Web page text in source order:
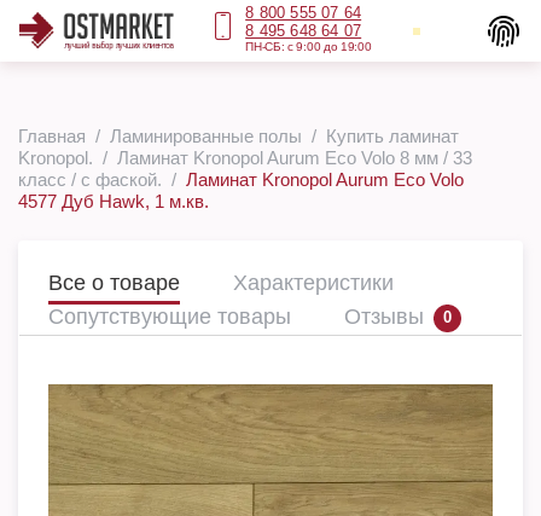
8 800 555 07 64
8 495 648 64 07
ПН-СБ: с 9:00 до 19:00
Главная Ламинированные полы
Купить ламинат
Kronopol.
Ламинат Kronopol Aurum Eco Volo 8 мм / 33
класс / с фаской.
Ламинат Kronopol Aurum Eco Volo
4577 Дуб Hawk, 1 м.кв.
Все о товаре
Характеристики
Сопутствующие товары
Отзывы 0